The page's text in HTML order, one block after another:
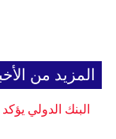
المزيد من
البنك الدولي